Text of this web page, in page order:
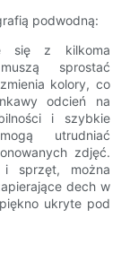
podwodną:
się z kilkoma
sprostać
kolory, co
odcień na
i szybkie
utrudniać
zdjęć.
i sprzęt, można
dech w
ukryte pod